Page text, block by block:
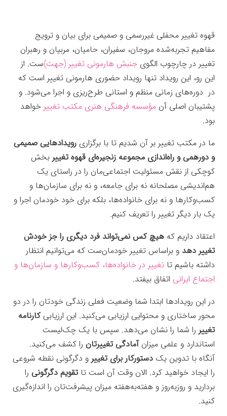
قهوه تغییر محفلی غیررسمی و صمیمی برای بیان و ترویج
مفاهیم تجربه‌شده مروجان، سفیران، حامیان، مربیان و رهبران
تغییر در چارچوب الگوی جنبش هارمونی تغییر (جهت)ست. از
این رو، این رویداد تنها رویداد حضوری هارمونی تغییر است که
در دوره‌های زمانی منظم و استانی طرح‌ریزی و اجرا می‌شود. و
پشتیبان اصلی آن مؤسسه فرهنگی هنری مکتب تغییر خواهد
بود.
ما در مکتب تغییر بر آن شدیم تا با برگزاری رویدادهایی صمیمی
و دورهمی و راه‌اندازی مجموعه زنجیره‌ای قهوه تغییر بخش
کوچکی از نقش مسئولیت اجتماعی‌مان را در راستای یک
هم‌اندیشی مصلحانه نه برای جامعه، و نه برای سازمان‌ها و
کسب‌وکارها و نه برای خانواده‌ها، بلکه برای خود خودمان اجرا و
یک بار دیگر تغییر را تعریف کنیم.
اعتقاد داریم که هیچ کس نمی‌تواند فرد دیگری را جز خودش
تغییر دهد و براساس تغییر خودمان‌ست که می‌توانیم انتظار
داشته باشیم تا تغییر در خانواده‌ها، کسب‌وکارها و سازمان‌ها و
اجتماع ایرانی اتفاق بیفتد.
در این رویدادها ابتدا شما وضعیت فعلی زندگی خودتان را در دو
محور ساختاری و محتوایی ارزیابی می‌کنید. این ارزیابیکارنامه
تغییر را شما را نشان می‌دهد. سپس با یک چک‌لیست
استاندارد و علمی میزانآمادگی تغییرتان را کشف می‌کنید.
آنگاه با تدوین یک دستورکار برای تغییر و دگرگونی نقطه شروعی
را ایجاد خواهید کرد. الان وقت آن است تا تقویم دگرگونی را
بردارید و روزبه‌روز و هفته‌به‌هفته میزان پیشرفت‌تان را اندازه‌گیری
کنید.